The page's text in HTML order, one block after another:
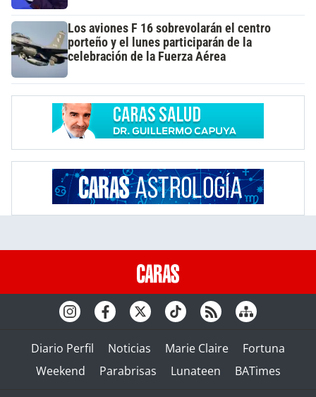
Los aviones F 16 sobrevolarán el centro
porteño y el lunes participarán de la
celebración de la Fuerza Aérea
Diario Perfil Noticias Marie Claire
Fortuna
Weekend
Parabrisas Lunateen BATimes